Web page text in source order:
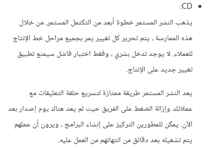
CD:
يذهب النشر المستمر خطوة أبعد من التكتمل المستمر. من خلال
هذه الممارسة ، يتم تحرير كل تغيير يمر بجميع مراحل خط الإنتاج
للعملاء. لا يوجد تدخل بشري ، وفقط اختبار فاشل سيمنع تطبيق
تغيير جديد على الإنتاج.
يعد النشر المستمر طريقة ممتازة لتسريع حلقة التعليقات مع
عملائك وإزالة الضغط على الفريق حيث لم يعد هناك يوم إصدار بعد
الآن. يمكن للمطورين التركيز على إنشاء البرامج ، ويرون أن عملهم
يتم تشغيله بعد دقائق من انتهائهم من العمل عليه.